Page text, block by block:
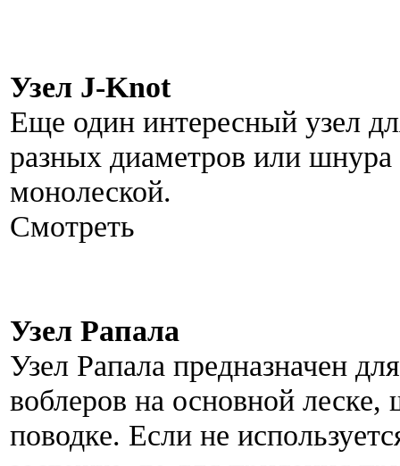
Узел J-Knot
Еще один интересный узел
разных диаметров или
монолеской.
Смотреть
Узел Рапала
Узел Рапала предназначен
воблеров на основной
поводке. Если не